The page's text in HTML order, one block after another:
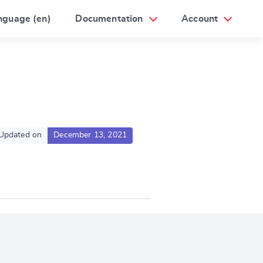
(en) Documentation Account
on December 13, 2021